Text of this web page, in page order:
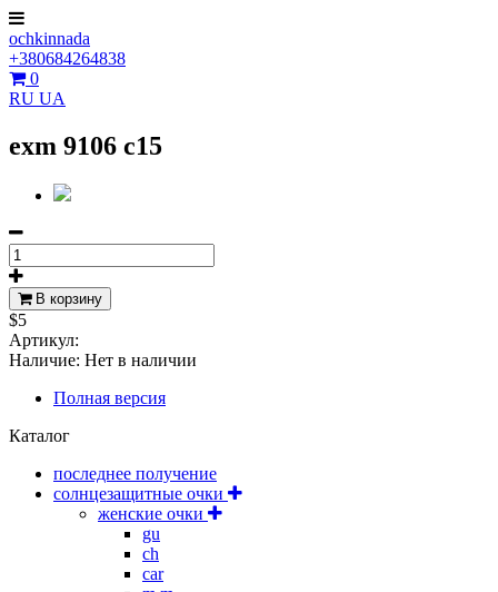
ochkinnada
+380684264838
0
RU UA
exm 9106 c15
В корзину
$5
Артикул:
Наличие: Нет в наличии
Полная версия
Каталог
последнее получение
солнцезащитные очки
женские очки
gu
ch
car